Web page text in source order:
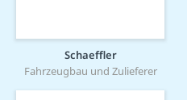
Schaeffler
Fahrzeugbau und Zulieferer